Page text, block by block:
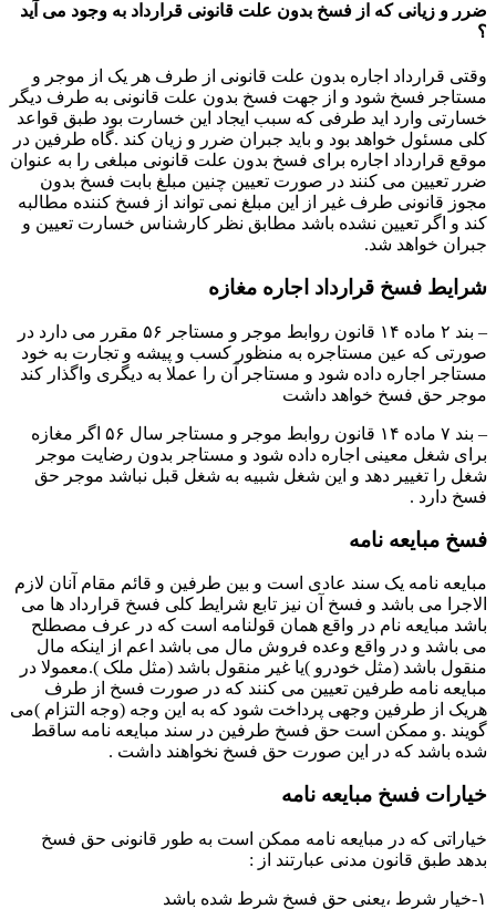
ضرر و زیانی که از فسخ بدون علت قانونی قرارداد به وجود می آید
؟
وقتی قرارداد اجاره بدون علت قانونی از طرف هر یک از موجر و
مستاجر فسخ شود و از جهت فسخ بدون علت قانونی به طرف دیگر
خسارتی وارد اید طرفی که سبب ایجاد این خسارت بود طبق قواعد
کلی مسئول خواهد بود و باید جبران ضرر و زیان کند .گاه طرفین در
موقع قرارداد اجاره برای فسخ بدون علت قانونی مبلغی را به عنوان
ضرر تعیین می کنند در صورت تعیین چنین مبلغ بابت فسخ بدون
مجوز قانونی طرف غیر از این مبلغ نمی تواند از فسخ کننده مطالبه
کند و اگر تعیین نشده باشد مطابق نظر کارشناس خسارت تعیین و
جبران خواهد شد.
شرایط فسخ قرارداد اجاره مغازه
– بند ۲ ماده ۱۴ قانون روابط موجر و مستاجر ۵۶ مقرر می دارد در
صورتی که عین مستاجره به منظور کسب و پیشه و تجارت به خود
مستاجر اجاره داده شود و مستاجر آن را عملا به دیگری واگذار کند
موجر حق فسخ خواهد داشت
– بند ۷ ماده ۱۴ قانون روابط موجر و مستاجر سال ۵۶ اگر مغازه
برای شغل معینی اجاره داده شود و مستاجر بدون رضایت موجر
شغل را تغییر دهد و این شغل شبیه به شغل قبل نباشد موجر حق
فسخ دارد .
فسخ مبایعه نامه
مبایعه نامه یک سند عادی است و بین طرفین و قائم مقام آنان لازم
الاجرا می باشد و فسخ آن نیز تابع شرایط کلی فسخ قرارداد ها می
باشد مبایعه نام در واقع همان قولنامه است که در عرف مصطلح
می باشد و در واقع وعده فروش مال می باشد اعم از اینکه مال
منقول باشد (مثل خودرو )یا غیر منقول باشد (مثل ملک ).معمولا در
مبایعه نامه طرفین تعیین می کنند که در صورت فسخ از طرف
هریک از طرفین وجهی پرداخت شود که به این وجه (وجه التزام )می
گویند .و ممکن است حق فسخ طرفین در سند مبایعه نامه ساقط
شده باشد که در این صورت حق فسخ نخواهند داشت .
خیارات فسخ مبایعه نامه
خیاراتی که در مبایعه نامه ممکن است به طور قانونی حق فسخ
بدهد طبق قانون مدنی عبارتند از :
۱-خیار شرط ،یعنی حق فسخ شرط شده باشد